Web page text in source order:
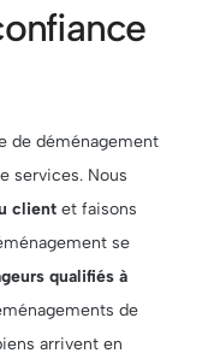
de déménagement
services. Nous
client et faisons
se
qualifiés à
de
arrivent en